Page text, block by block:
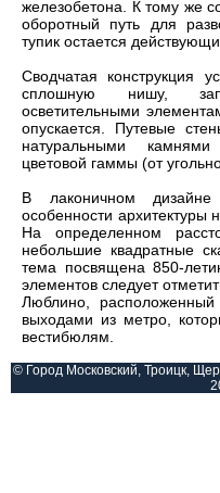
железобетона. К тому же
оборотный путь для
тупик остается
Сводчатая конструкция
сплошную нишу,
осветительными
опускается. Путевые
натуральными
цветовой гаммы (от
В лаконичном
особенности архитектуры
На определенном
небольшие квадратные
тема посвящена 850-
элементов следует
Люблино,
выходами из метро,
вестибюлям.
© Город Московский, Троицк,